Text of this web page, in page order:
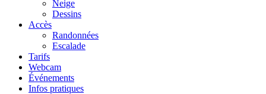
Neige
Dessins
Accès
Randonnées
Escalade
Tarifs
Webcam
Événements
Infos pratiques